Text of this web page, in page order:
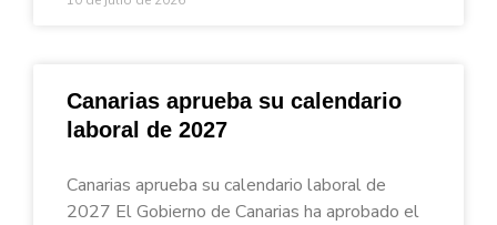
Canarias aprueba su calendario
laboral de 2027
Canarias aprueba su calendario laboral de
2027 El Gobierno de Canarias ha aprobado el